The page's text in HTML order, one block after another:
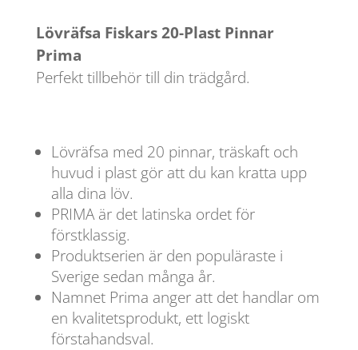
Lövräfsa Fiskars 20-Plast Pinnar
Prima
Perfekt tillbehör till din trädgård.
Lövräfsa med 20 pinnar, träskaft och
huvud i plast gör att du kan kratta upp
alla dina löv.
PRIMA är det latinska ordet för
förstklassig.
Produktserien är den populäraste i
Sverige sedan många år.
Namnet Prima anger att det handlar om
en kvalitetsprodukt, ett logiskt
förstahandsval.